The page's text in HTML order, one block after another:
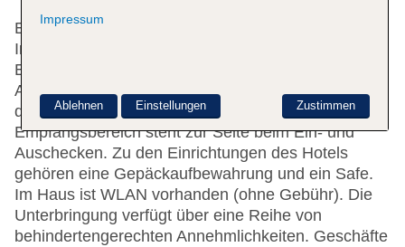
Erbaut wurde dieses Konferenzhotel im Jahre 1896.
In den 133 Nichtraucherzimmern und den 63
Einzelzimmer werden die Gäste einen entspannten
Aufenthalt erleben. Englisch- und
deutschsprachiges Personal an der Rezeption im
Empfangsbereich steht zur Seite beim Ein- und
Auschecken. Zu den Einrichtungen des Hotels
gehören eine Gepäckaufbewahrung und ein Safe.
Im Haus ist WLAN vorhanden (ohne Gebühr). Die
Unterbringung verfügt über eine Reihe von
behindertengerechten Annehmlichkeiten. Geschäfte
Impressum
Zustimmen
Ablehnen Einstellungen